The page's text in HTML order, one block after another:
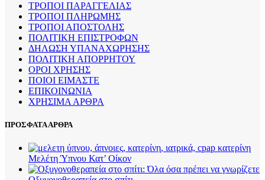
ΤΡΟΠΟΙ ΠΑΡΑΓΓΕΛΙΑΣ
ΤΡΟΠΟΙ ΠΛΗΡΩΜΗΣ
ΤΡΟΠΟΙ ΑΠΟΣΤΟΛΗΣ
ΠΟΛΙΤΙΚΗ ΕΠΙΣΤΡΟΦΩΝ
ΔΗΛΩΣΗ ΥΠΑΝΑΧΩΡΗΣΗΣ
ΠΟΛΙΤΙΚΗ ΑΠΟΡΡΗΤΟΥ
ΟΡΟΙ ΧΡΗΣΗΣ
ΠΟΙΟΙ ΕΙΜΑΣΤΕ
ΕΠΙΚΟΙΝΩΝΙΑ
ΧΡΗΣΙΜΑ ΑΡΘΡΑ
ΠΡΟΣΦΑΤΑ ΑΡΘΡΑ
Μελέτη Ύπνου Κατ’ Οίκον